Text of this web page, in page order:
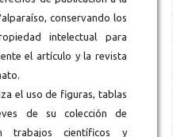
conservando los
intelectual para
el artículo y la revista
el uso de figuras, tablas
de su colección de
trabajos científicos y